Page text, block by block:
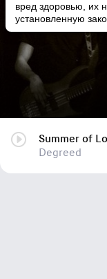
вред здоровью, их
установленную
Degreed
Summer of
Degreed